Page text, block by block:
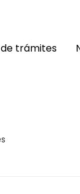
trámites